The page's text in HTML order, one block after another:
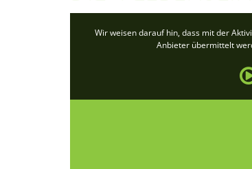
Wir weisen darauf hin, dass mit der
Anbieter übermittelt